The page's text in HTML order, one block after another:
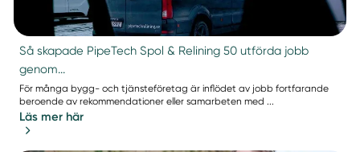
Så skapade PipeTech Spol & Relining 50 utförda jobb
genom...
För många bygg- och tjänsteföretag är inflödet av jobb fortfarande
beroende av rekommendationer eller samarbeten med ...
Läs mer här